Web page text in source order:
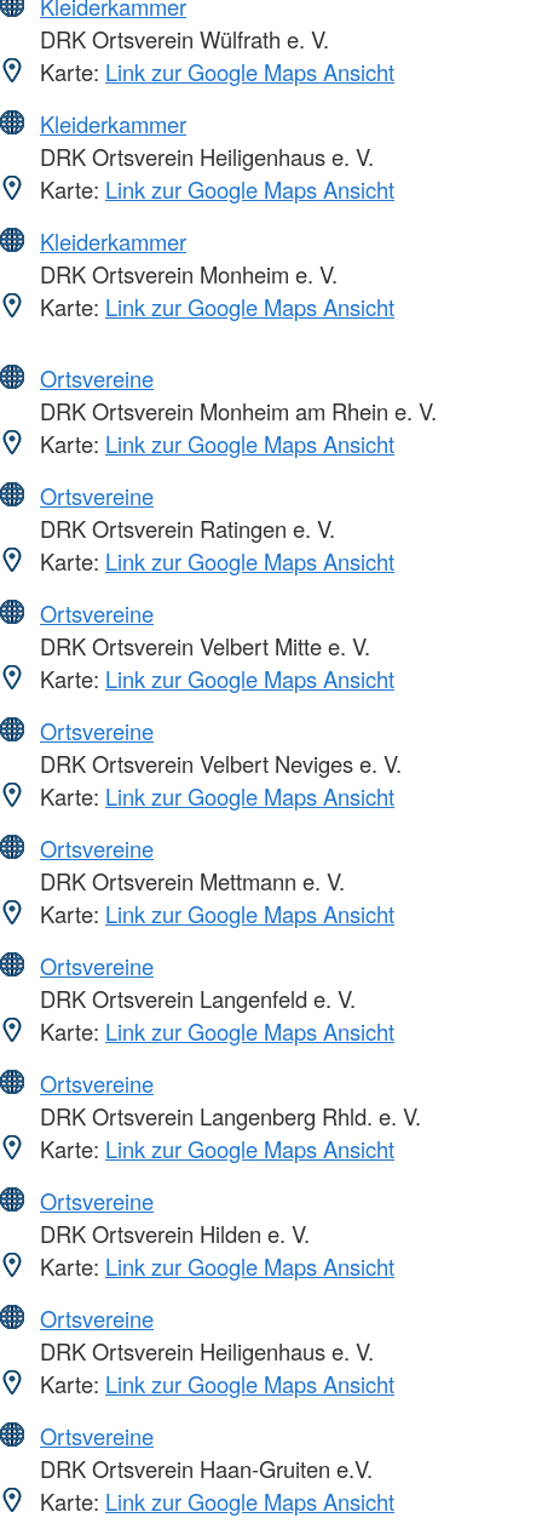
DRK Ortsverein Wülfrath e. V.
Karte: Link zur Google Maps Ansicht
Kleiderkammer
DRK Ortsverein Heiligenhaus e. V.
Karte: Link zur Google Maps Ansicht
Kleiderkammer
DRK Ortsverein Monheim e. V.
Karte: Link zur Google Maps Ansicht
Ortsvereine
DRK Ortsverein Monheim am Rhein e. V.
Karte: Link zur Google Maps Ansicht
Ortsvereine
DRK Ortsverein Ratingen e. V.
Karte: Link zur Google Maps Ansicht
Ortsvereine
DRK Ortsverein Velbert Mitte e. V.
Karte: Link zur Google Maps Ansicht
Ortsvereine
DRK Ortsverein Velbert Neviges e. V.
Karte: Link zur Google Maps Ansicht
Ortsvereine
DRK Ortsverein Mettmann e. V.
Karte: Link zur Google Maps Ansicht
Ortsvereine
DRK Ortsverein Langenfeld e. V.
Karte: Link zur Google Maps Ansicht
Ortsvereine
DRK Ortsverein Langenberg Rhld. e. V.
Karte: Link zur Google Maps Ansicht
Ortsvereine
DRK Ortsverein Hilden e. V.
Karte: Link zur Google Maps Ansicht
Ortsvereine
DRK Ortsverein Heiligenhaus e. V.
Karte: Link zur Google Maps Ansicht
Ortsvereine
DRK Ortsverein Haan-Gruiten e.V.
Karte: Link zur Google Maps Ansicht